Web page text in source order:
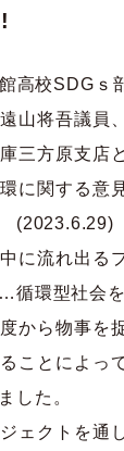
高校SDGｓ
山将吾議員
三方原支店
に関する意
(2023.6.29)
に流れ出る
循環型社会
から物事を
ことによっ
した。
ェクトを通